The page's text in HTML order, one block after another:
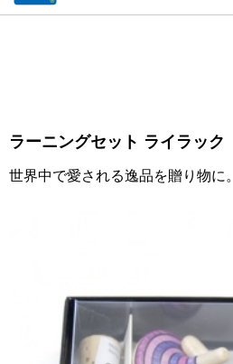
ラーニングセット ライラック
世界中で愛される逸品を贈り物に。